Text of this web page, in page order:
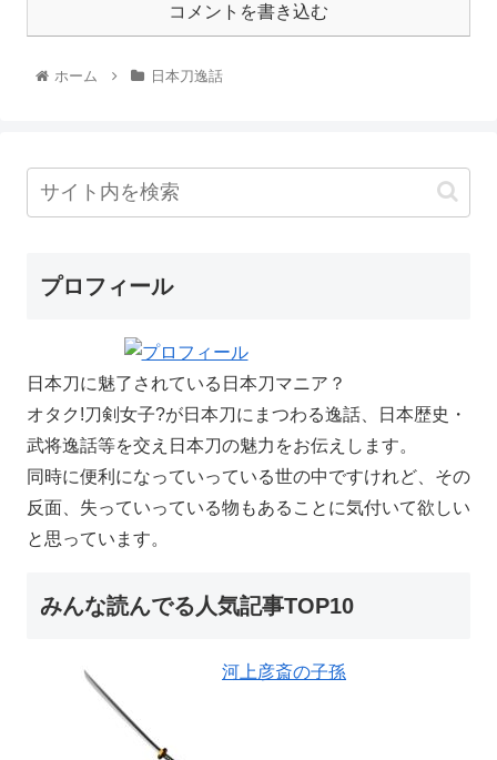
コメントを書き込む
ホーム 日本刀逸話
プロフィール
日本刀に魅了されている日本刀マニア？
オタク!刀剣女子?が日本刀にまつわる逸話、日本歴史・
武将逸話等を交え日本刀の魅力をお伝えします。
同時に便利になっていっている世の中ですけれど、その
反面、失っていっている物もあることに気付いて欲しい
と思っています。
みんな読んでる人気記事TOP10
河上彦斎の子孫